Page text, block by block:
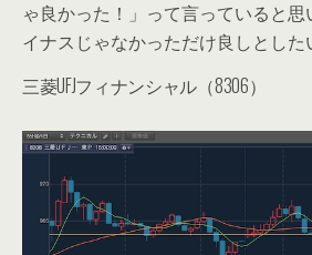
ゃ良かった！」って言っていると
イナスじゃなかっただけ良しとした
三菱UFJフィナンシャル（8306）